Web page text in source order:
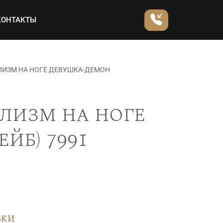
НА НОГЕ ДЕВУШКА-ДЕМОН
на ноге
7991